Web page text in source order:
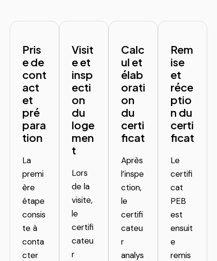
Pris
e de
cont
act
et
pré
para
tion
La
premi
ère
étape
consis
te à
conta
cter
Visit
e et
insp
ecti
on
du
loge
men
t
Lors
de la
visite,
le
certifi
cateu
r
Calc
ul et
élab
orati
on
du
certi
ficat
Après
l’inspe
ction,
le
certifi
cateu
r
analys
Rem
ise
et
réce
ptio
n du
certi
ficat
Le
certifi
cat
PEB
est
ensuit
e
remis